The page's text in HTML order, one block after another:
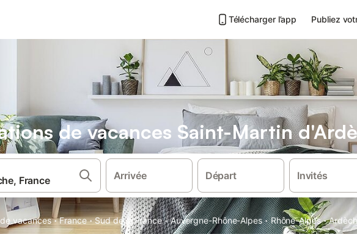
Télécharger l’app Publiez
de vacances Saint-Martin
Arrivée Départ Invités
vacances · France · Sud de la France · Auvergne-Rhône-Alpes · Rhône-Alpes ·